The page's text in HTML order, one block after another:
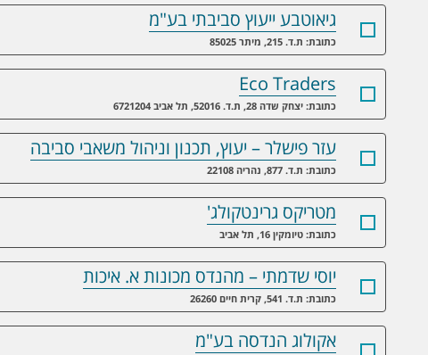
גיאוטבע ייעוץ סביבתי בע"מ
כתובת: ת.ד. 215, מיתר 85025
Eco Traders
כתובת: יצחק שדה 28, ת.ד. 52016, תל אביב 6721204
עזר פישלר – יעוץ, תכנון וניהול משאבי סביבה
כתובת: ת.ד. 877, נהריה 22108
מטריקס גרינטקולג'
כתובת: טיומקין 16, תל אביב
יוסי שדמתי – מהנדס מכונות א. איכות
כתובת: ת.ד. 541, קרית חיים 26260
אקולוג הנדסה בע"מ